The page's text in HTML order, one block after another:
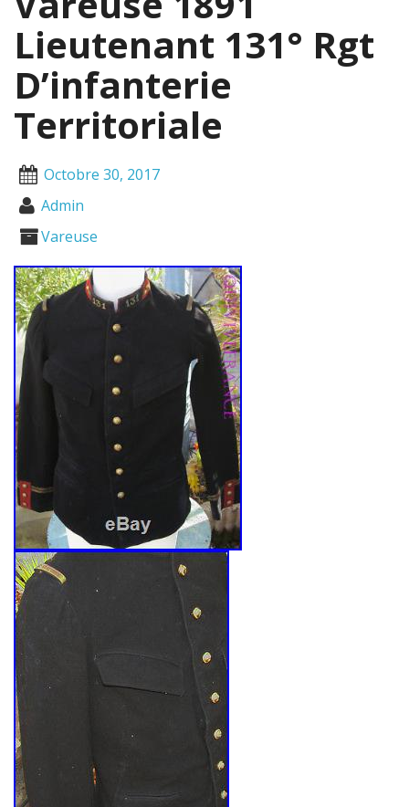
Lieutenant 131° Rgt
D’infanterie
Territoriale
Octobre 30, 2017
Admin
Vareuse